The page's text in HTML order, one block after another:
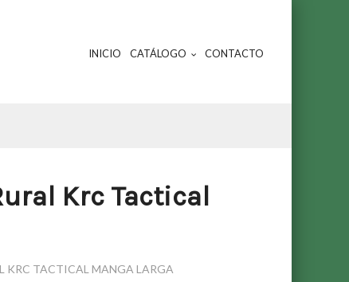
INICIO CATÁLOGO CONTACTO
Krc Tactical
KRC TACTICAL MANGA LARGA